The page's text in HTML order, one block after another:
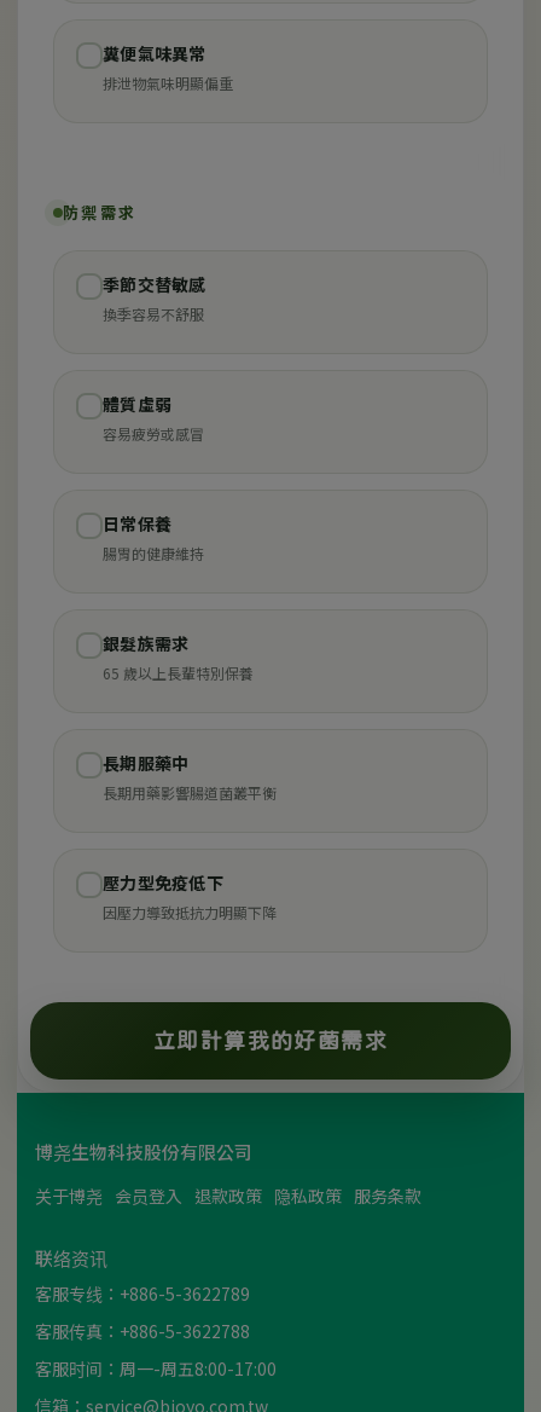
糞便氣味異常
排泄物氣味明顯偏重
防禦需求
季節交替敏感
換季容易不舒服
體質虛弱
容易疲勞或感冒
日常保養
腸胃的健康維持
銀髮族需求
65 歲以上長輩特別保養
長期服藥中
長期用藥影響腸道菌叢平衡
壓力型免疫低下
因壓力導致抵抗力明顯下降
立即計算我的好菌需求
博尧生物科技股份有限公司
关于博尧 会员登入 退款政策 隐私政策 服务条款
联络资讯
客服专线：+886-5-3622789
客服传真：+886-5-3622788
客服时间：周一-周五8:00-17:00
信箱：service@bioyo.com.tw